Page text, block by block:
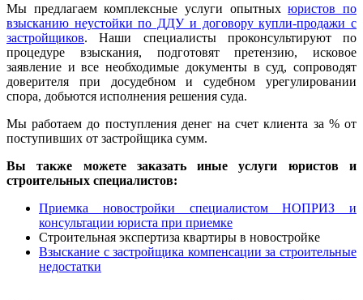
Мы предлагаем комплексные услуги опытныхюристов по
взысканию неустойки по ДДУ и договору купли-продажи с
застройщиков. Наши специалисты проконсультируют по
процедуре взыскания, подготовят претензию, исковое
заявление и все необходимые документы в суд, сопроводят
доверителя при досудебном и судебном урегулировании
спора, добьются исполнения решения суда.
Мы работаем до поступления денег на счет клиента за % от
поступивших от застройщика сумм.
Вы также можете заказать иные услуги юристов и
строительных специалистов:
Приемка новостройки специалистом НОПРИЗ и
консультации юриста при приемке
Строительная экспертиза квартиры в новостройке
Взыскание с застройщика компенсации за строительные
недостатки